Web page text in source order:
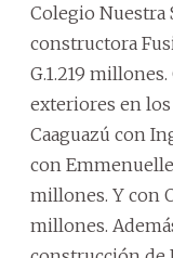
Colegio Nuestra
constructora
G.1.219
exteriores en
Caaguazú con
con
millones. Y con
millones.